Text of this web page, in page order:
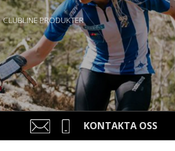
CLUBLINE PRODUKTER
KONTAKTA OSS